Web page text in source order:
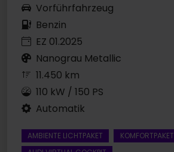
Vorführfahrzeug
Benzin
EZ 01.2025
Nanograu Metallic
11.450 km
110 kW / 150 PS
Automatik
AMBIENTE LICHTPAKET
KOMFORTPAKET